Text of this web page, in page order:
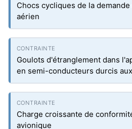
Chocs cycliques de la
aérien
Goulots d'étranglement dans
en semi-conducteurs durcis
Charge croissante de
avionique